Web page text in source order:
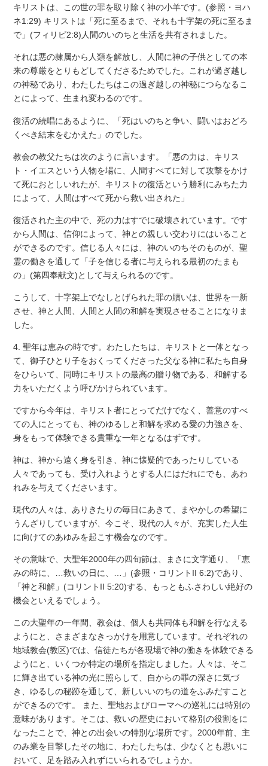
キリストは、この世の罪を取り除く神の小羊です。(参照・ヨハ
ネ1:29) キリストは「死に至るまで、それも十字架の死に至るま
で」(フィリピ2:8)人間のいのちと生活を共有されました。
それは悪の隷属から人類を解放し、人間に神の子供としての本
来の尊厳をとりもどしてくださるためでした。これが過ぎ越し
の神秘であり、わたしたちはこの過ぎ越しの神秘につらなるこ
とによって、生まれ変わるのです。
復活の続唱にあるように、「死はいのちと争い、闘いはおどろ
くべき結末をむかえた」のでした。
教会の教父たちは次のように言います。「悪の力は、キリス
ト・イエスという人物を場に、人間すべてに対して攻撃をかけ
て死におとしいれたが、キリストの復活という勝利にみちた力
によって、人間はすべて死から救い出された」
復活された主の中で、死の力はすでに破壊されています。です
から人間は、信仰によって、神との親しい交わりにはいること
ができるのです。信じる人々には、神のいのちそのものが、聖
霊の働きを通して「子を信じる者に与えられる最初のたまも
の」(第四奉献文)として与えられるのです。
こうして、十字架上でなしとげられた罪の贖いは、世界を一新
させ、神と人間、人間と人間の和解を実現させることになりま
した。
4. 聖年は恵みの時です。わたしたちは、キリストと一体となっ
て、御子ひとり子をおくってくださった父なる神に私たち自身
をひらいて、同時にキリストの最高の贈り物である、和解する
力をいただくよう呼びかけられています。
ですから今年は、キリスト者にとってだけでなく、善意のすべ
ての人にとっても、神のゆるしと和解を求める愛の力強さを、
身をもって体験できる貴重な一年となるはずです。
神は、神から遠く身を引き、神に懐疑的であったりしている
人々であっても、受け入れようとする人にはだれにでも、あわ
れみを与えてくださいます。
現代の人々は、ありきたりの毎日にあきて、まやかしの希望に
うんざりしていますが、今こそ、現代の人々が、充実した人生
に向けてのあゆみを起こす機会なのです。
その意味で、大聖年2000年の四旬節は、まさに文字通り、「恵
みの時に、…救いの日に、…」(参照・コリントII 6:2)であり、
「神と和解」(コリントII 5:20)する、もっともふさわしい絶好の
機会といえるでしょう。
この大聖年の一年間、教会は、個人も共同体も和解を行なえる
ようにと、さまざまなきっかけを用意しています。それぞれの
地域教会(教区)では、信徒たちが各現場で神の働きを体験できる
ようにと、いくつか特定の場所を指定しました。人々は、そこ
に輝き出ている神の光に照らして、自からの罪の深さに気づ
き、ゆるしの秘跡を通して、新しいいのちの道をふみだすこと
ができるのです。 また、聖地およびローマヘの巡礼には特別の
意味があります。そこは、救いの歴史において格別の役割をに
なったことで、神との出会いの特別な場所です。2000年前、主
のみ業を目撃したその地に、わたしたちは、少なくとも思いに
おいて、足を踏み入れずにいられるでしょうか。